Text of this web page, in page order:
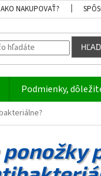
AKO NAKUPOVAŤ?
Podmienky,